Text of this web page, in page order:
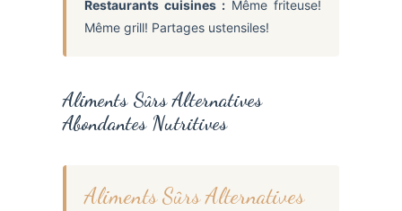
Restaurants cuisines : Même friteuse!
Même grill! Partages ustensiles!
Aliments Sûrs Alternatives
Abondantes Nutritives
Aliments Sûrs Alternatives